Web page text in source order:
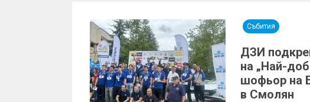
Събития
ДЗИ
на „Най-
шофьор на
в Смолян